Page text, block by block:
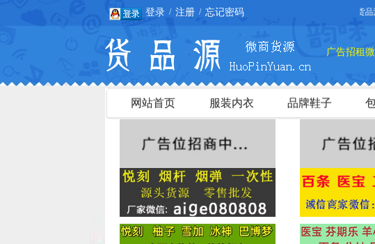
登录 / 注册 / 忘记密码 欢迎您访问【货品源】
广告招租
网站首页 服装内衣 品牌鞋子